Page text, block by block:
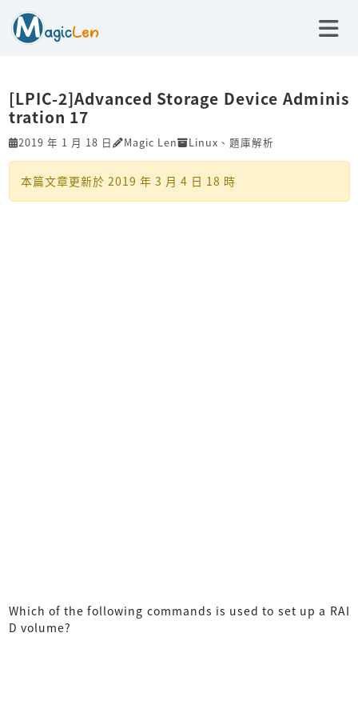
[LPIC-2]Advanced Storage Device Adminis
tration 17
2019 年 1 月 18 日 Magic Len Linux 、 題庫解析
本篇文章更新於 2019 年 3 月 4 日 18 時
Which of the following commands is used to set up a RAI
D volume?